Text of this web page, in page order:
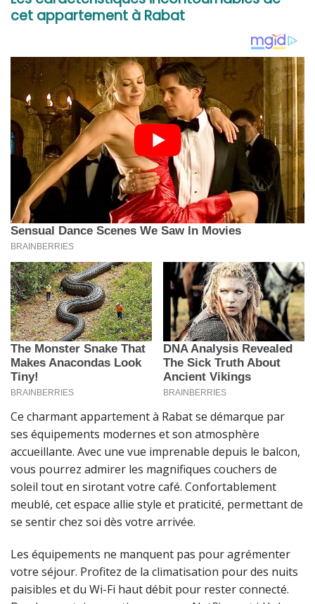
cet appartement à Rabat
Ce charmant appartement à Rabat se démarque par
ses équipements modernes et son atmosphère
accueillante. Avec une vue imprenable depuis le balcon,
vous pourrez admirer les magnifiques couchers de
soleil tout en sirotant votre café. Confortablement
meublé, cet espace allie style et praticité, permettant de
se sentir chez soi dès votre arrivée.
Les équipements ne manquent pas pour agrémenter
votre séjour. Profitez de la climatisation pour des nuits
paisibles et du Wi-Fi haut débit pour rester connecté.